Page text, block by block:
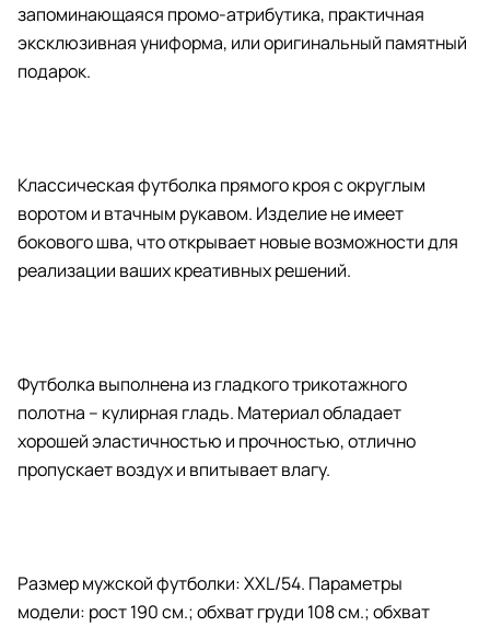
запоминающаяся промо-атрибутика, практичная
эксклюзивная униформа, или оригинальный памятный
подарок.
Классическая футболка прямого кроя с округлым
воротом и втачным рукавом. Изделие не имеет
бокового шва, что открывает новые возможности для
реализации ваших креативных решений.
Футболка выполнена из гладкого трикотажного
полотна – кулирная гладь. Материал обладает
хорошей эластичностью и прочностью, отлично
пропускает воздух и впитывает влагу.
Размер мужской футболки: XXL/54. Параметры
модели: рост 190 см.; обхват груди 108 см.; обхват